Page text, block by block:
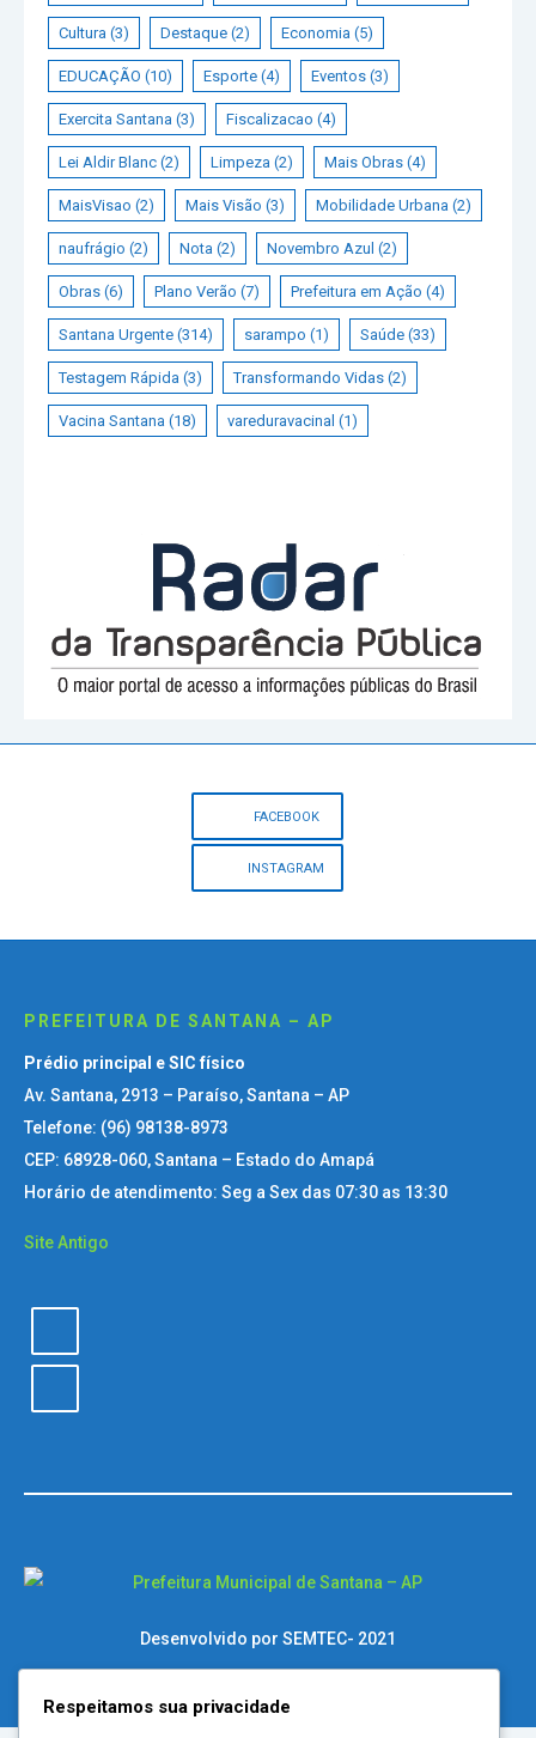
Cultura (3) Destaque (2) Economia (5)
EDUCAÇÃO (10) Esporte (4) Eventos (3)
Exercita Santana (3) Fiscalizacao (4)
Lei Aldir Blanc (2) Limpeza (2) Mais Obras (4)
MaisVisao (2) Mais Visão (3) Mobilidade Urbana (2)
naufrágio (2) Nota (2) Novembro Azul (2)
Obras (6) Plano Verão (7) Prefeitura em Ação (4)
Santana Urgente (314) sarampo (1) Saúde (33)
Testagem Rápida (3) Transformando Vidas (2)
Vacina Santana (18) vareduravacinal (1)
FACEBOOK
INSTAGRAM
PREFEITURA DE SANTANA – AP
Prédio principal e SIC físico
Av. Santana, 2913 – Paraíso, Santana – AP
Telefone: (96) 98138-8973
CEP: 68928-060, Santana – Estado do Amapá
Horário de atendimento: Seg a Sex das 07:30 as 13:30
Site Antigo
Desenvolvido por SEMTEC- 2021
Respeitamos sua privacidade